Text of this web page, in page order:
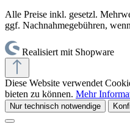
Alle Preise inkl. gesetzl.
ggf. Nachnahmegebühren,
Realisiert mit Shopware
Diese Website verwendet
bieten zu können. Mehr
Nur technisch notwendige